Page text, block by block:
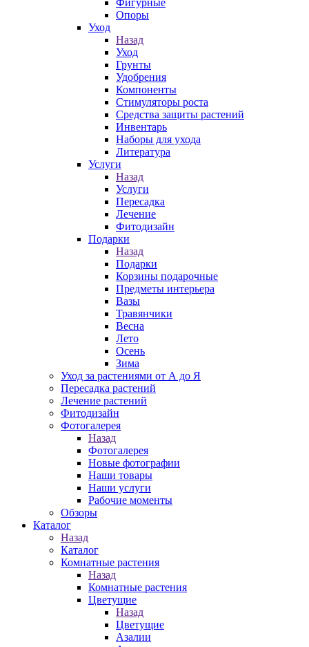
Опоры
Уход
Назад
Уход
Грунты
Удобрения
Компоненты
Стимуляторы роста
Средства защиты растений
Инвентарь
Наборы для ухода
Литература
Услуги
Назад
Услуги
Пересадка
Лечение
Фитодизайн
Подарки
Назад
Подарки
Корзины подарочные
Предметы интерьера
Вазы
Травянчики
Весна
Лето
Осень
Зима
Уход за растениями от А до Я
Пересадка растений
Лечение растений
Фитодизайн
Фотогалерея
Назад
Фотогалерея
Новые фотографии
Наши товары
Наши услуги
Рабочие моменты
Обзоры
Каталог
Назад
Каталог
Комнатные растения
Назад
Комнатные растения
Цветущие
Назад
Цветущие
Азалии